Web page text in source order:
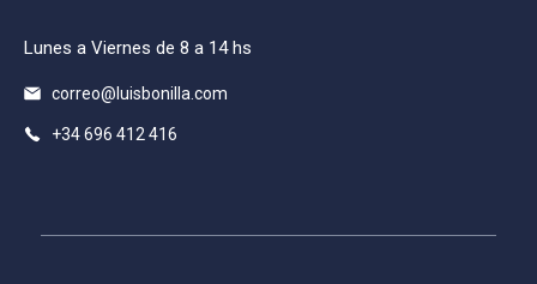
Lunes a Viernes de 8 a 14 hs
correo@luisbonilla.com
+34 696 412 416